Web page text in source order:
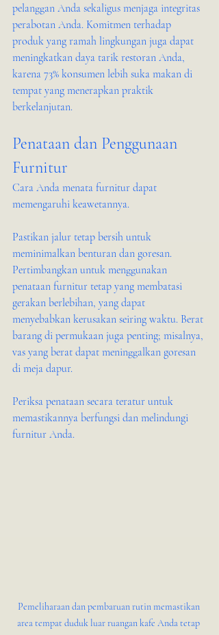
pelanggan Anda sekaligus menjaga integritas
perabotan Anda. Komitmen terhadap
produk yang ramah lingkungan juga dapat
meningkatkan daya tarik restoran Anda,
karena 73% konsumen lebih suka makan di
tempat yang menerapkan praktik
berkelanjutan.
Penataan dan Penggunaan
Furnitur
Cara Anda menata furnitur dapat
memengaruhi keawetannya.
Pastikan jalur tetap bersih untuk
meminimalkan benturan dan goresan.
Pertimbangkan untuk menggunakan
penataan furnitur tetap yang membatasi
gerakan berlebihan, yang dapat
menyebabkan kerusakan seiring waktu. Berat
barang di permukaan juga penting; misalnya,
vas yang berat dapat meninggalkan goresan
di meja dapur.
Periksa penataan secara teratur untuk
memastikannya berfungsi dan melindungi
furnitur Anda.
Pemeliharaan dan pembaruan rutin memastikan
area tempat duduk luar ruangan kafe Anda tetap